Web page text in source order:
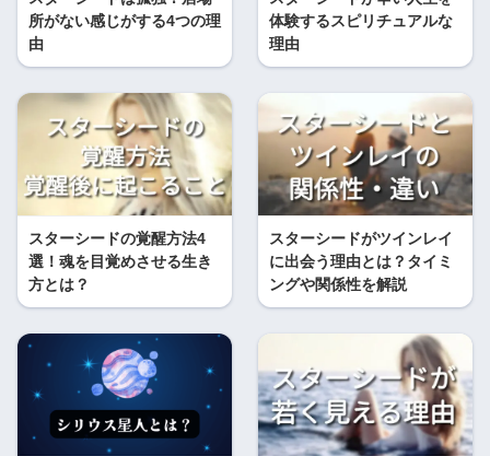
所がない感じがする4つの理
由
体験するスピリチュアルな
理由
スターシードの覚醒方法4
選！魂を目覚めさせる生き
方とは？
スターシードがツインレイ
に出会う理由とは？タイミ
ングや関係性を解説